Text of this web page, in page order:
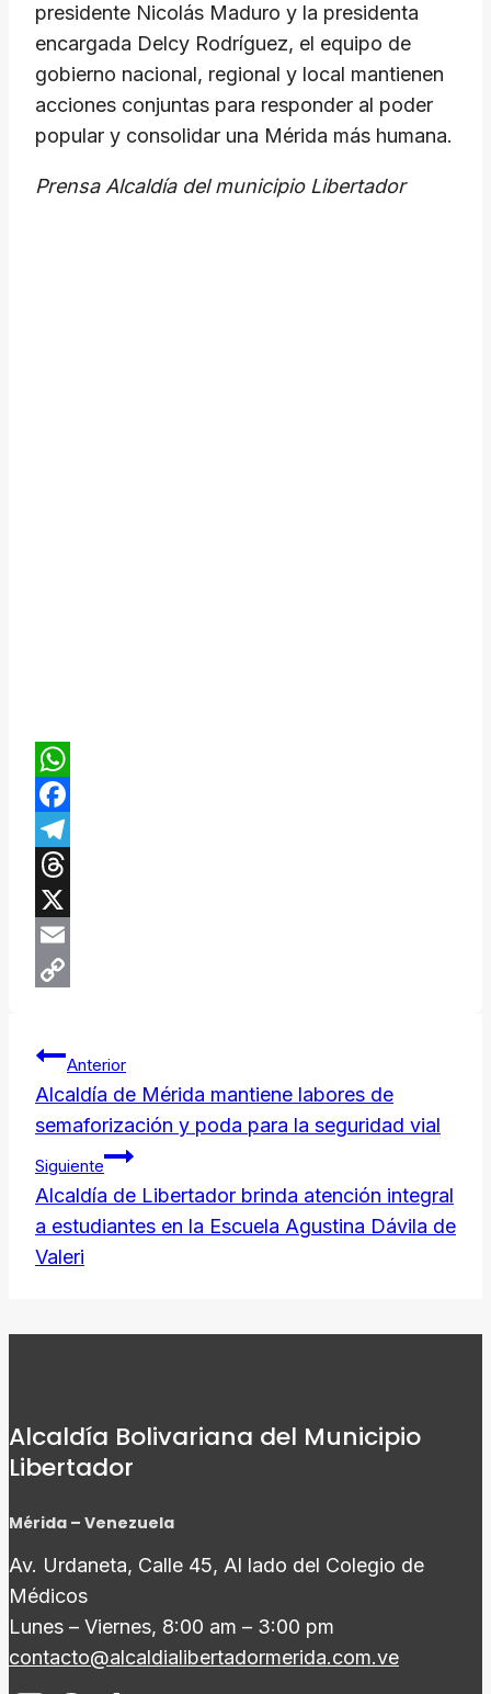
presidente Nicolás Maduro y la presidenta
encargada Delcy Rodríguez, el equipo de
gobierno nacional, regional y local mantienen
acciones conjuntas para responder al poder
popular y consolidar una Mérida más humana.
Prensa Alcaldía del municipio Libertador
WhatsApp
Facebook
Telegram
Threads
X
Email
Navegación
de
entradas
Anterior
Alcaldía de Mérida mantiene labores de
semaforización y poda para la seguridad vial
Siguiente
Alcaldía de Libertador brinda atención integral
a estudiantes en la Escuela Agustina Dávila de
Valeri
Alcaldía Bolivariana del Municipio
Libertador
Mérida – Venezuela
Av. Urdaneta, Calle 45, Al lado del Colegio de
Médicos
Lunes – Viernes, 8:00 am – 3:00 pm
contacto@alcaldialibertadormerida.com.ve